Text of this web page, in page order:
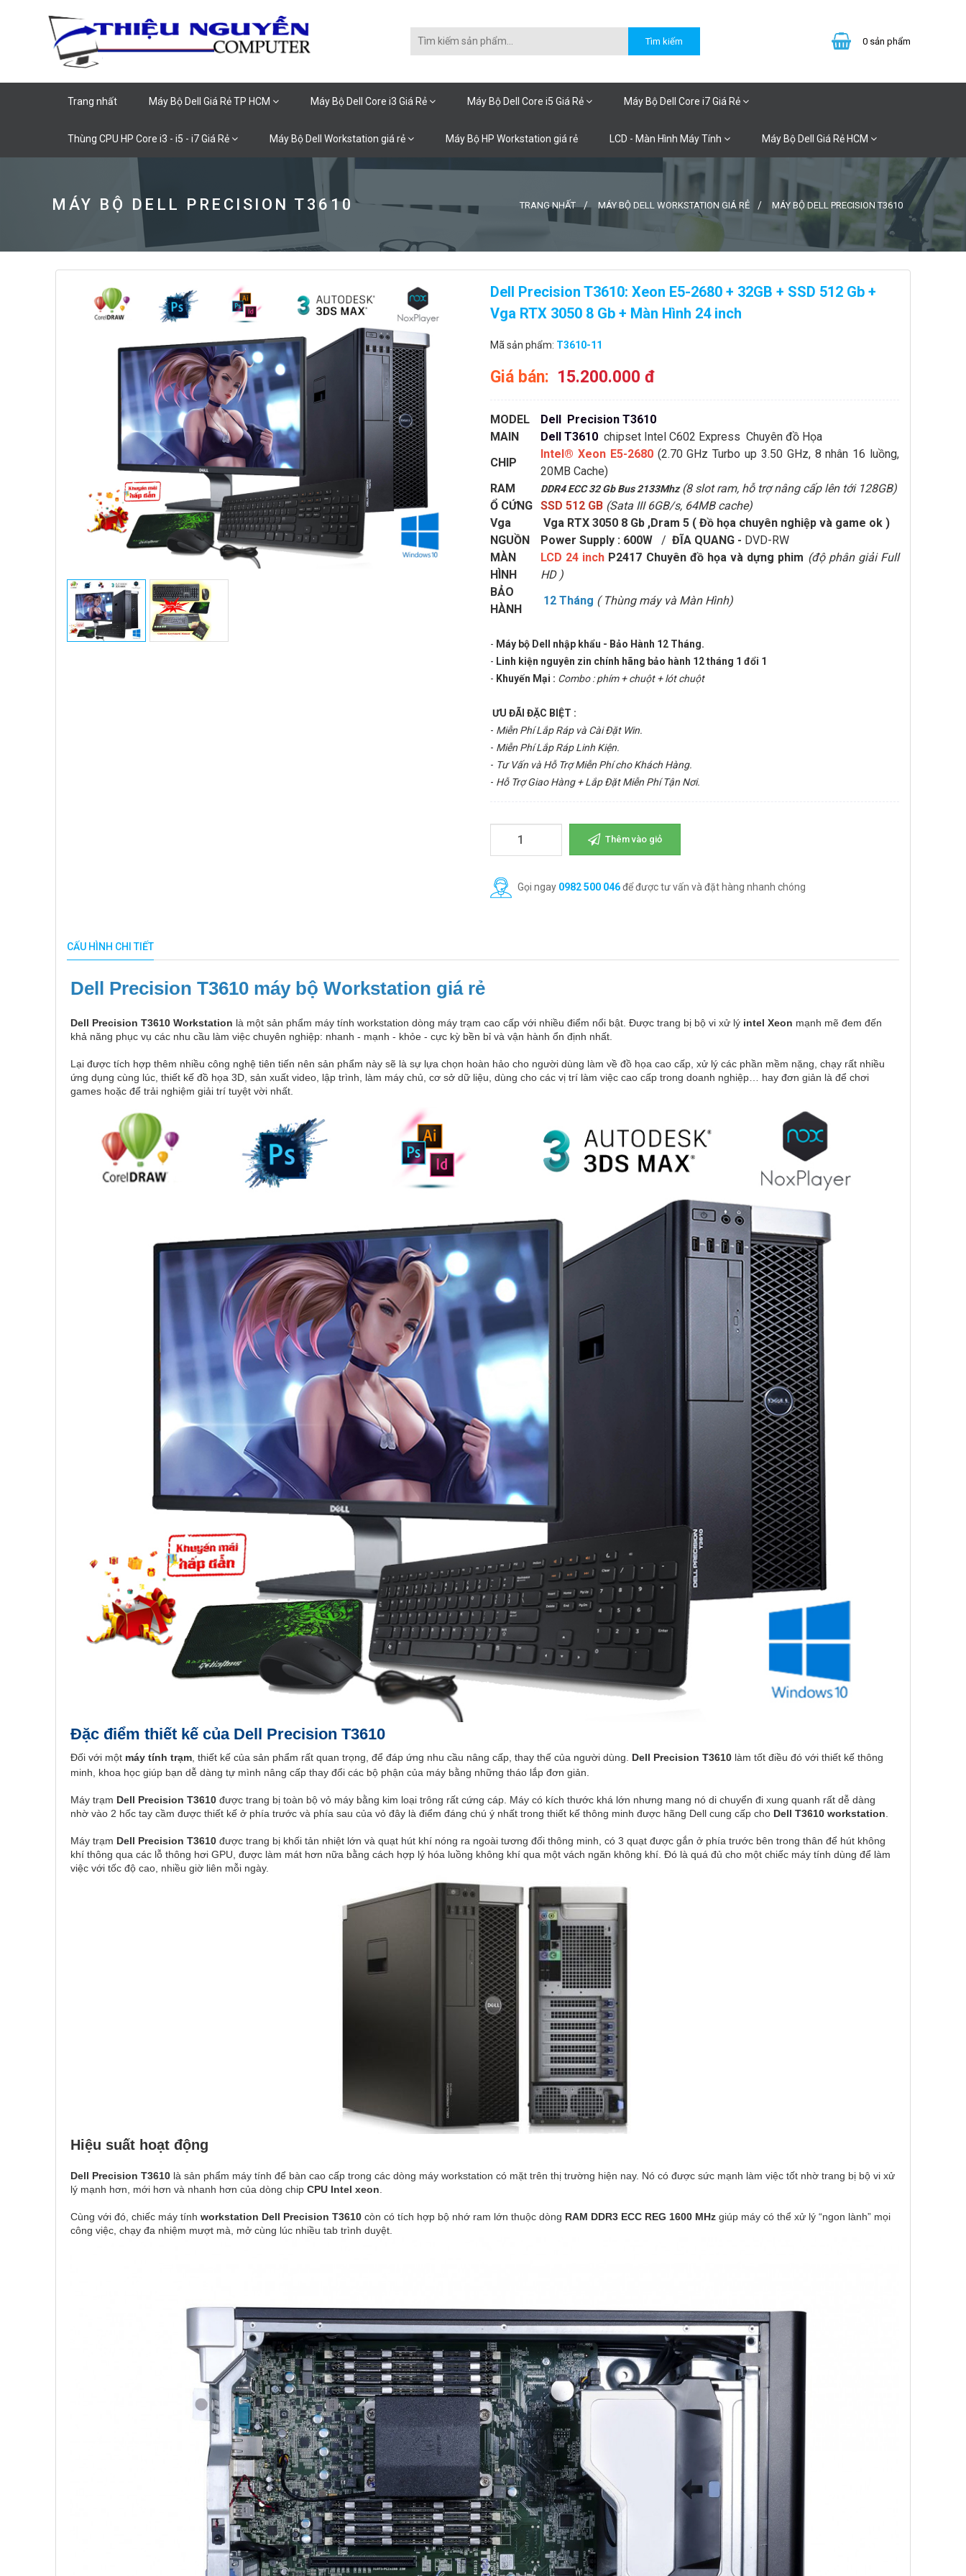
0 sản phẩm
Trang nhất Máy Bộ Dell Giá Rẻ TP HCM Máy Bộ Dell Core i3 Giá Rẻ Máy Bộ Dell Core i5 Giá Rẻ Máy Bộ Dell Core i7 Giá Rẻ
Thùng CPU HP Core i3 - i5 - i7 Giá Rẻ Máy Bộ Dell Workstation giá rẻ Máy Bộ HP Workstation giá rẻ LCD - Màn Hình Máy Tính Máy Bộ Dell Giá Rẻ HCM
MÁY BỘ DELL PRECISION T3610 TRANG NHẤT MÁY BỘ DELL WORKSTATION GIÁ RẺ MÁY BỘ DELL PRECISION T3610
Dell Precision T3610: Xeon E5-2680 + 32GB + SSD 512 Gb +
Vga RTX 3050 8 Gb + Màn Hình 24 inch
Mã sản phẩm: T3610-11
Giá bán: 15.200.000 đ
MODEL
Dell Precision T3610
MAIN
Dell T3610 chipset Intel C602 Express Chuyên đồ Họa
CHIP
Intel® Xeon E5-2680(2.70 GHz Turbo up 3.50 GHz, 8 nhân 16 luồng,
20MB Cache)
RAM
DDR4 ECC 32 Gb Bus 2133Mhz (8 slot ram, hỗ trợ nâng cấp lên tới 128GB)
Ổ CỨNG SSD 512 GB (Sata III 6GB/s, 64MB cache)
Vga
Vga RTX 3050 8 Gb ,Dram 5 ( Đồ họa chuyên nghiệp và game ok )
NGUỒN
Power Supply : 600W / ĐĨA QUANG - DVD-RW
MÀN
HÌNH
LCD 24 inch P2417 Chuyên đồ họa và dựng phim (độ phân giải Full
HD )
BẢO
HÀNH
12 Tháng ( Thùng máy và Màn Hình)
- Máy bộ Dell nhập khẩu - Bảo Hành 12 Tháng.
- Linh kiện nguyên zin chính hãng bảo hành 12 tháng 1 đổi 1
- Khuyến Mại : Combo : phím + chuột + lót chuột
ƯU ĐÃI ĐẶC BIỆT :
- Miễn Phí Lắp Ráp và Cài Đặt Win.
- Miễn Phí Lắp Ráp Linh Kiện.
- Tư Vấn và Hỗ Trợ Miễn Phí cho Khách Hàng.
- Hỗ Trợ Giao Hàng + Lắp Đặt Miễn Phí Tận Nơi.
Thêm vào giỏ
Gọi ngay 0982 500 046để được tư vấn và đặt hàng nhanh chóng
CẤU HÌNH CHI TIẾT
Dell Precision T3610 máy bộ Workstation giá rẻ
Dell Precision T3610 Workstation là một sản phẩm máy tính workstation dòng máy trạm cao cấp với nhiều điểm nổi bật. Được trang bị bộ vi xử lý intel Xeon mạnh mẽ đem đến
khả năng phục vụ các nhu cầu làm việc chuyên nghiệp: nhanh - mạnh - khỏe - cực kỳ bền bỉ và vận hành ổn định nhất.
Lại được tích hợp thêm nhiều công nghệ tiên tiến nên sản phẩm này sẽ là sự lựa chọn hoàn hảo cho người dùng làm về đồ họa cao cấp, xử lý các phần mềm nặng, chạy rất nhiều
ứng dụng cùng lúc, thiết kế đồ họa 3D, sản xuất video, lập trình, làm máy chủ, cơ sở dữ liệu, dùng cho các vị trí làm việc cao cấp trong doanh nghiệp… hay đơn giản là để chơi
games hoặc để trải nghiệm giải trí tuyệt vời nhất.
Đặc điểm thiết kế của Dell Precision T3610
Đối với một máy tính trạm , thiết kế của sản phẩm rất quan trọng, để đáp ứng nhu cầu nâng cấp, thay thế của người dùng. Dell Precision T3610 làm tốt điều đó với thiết kế thông
minh, khoa học giúp bạn dễ dàng tự mình nâng cấp thay đổi các bộ phận của máy bằng những tháo lắp đơn giản.
Máy trạm Dell Precision T3610 được trang bị toàn bộ vỏ máy bằng kim loại trông rất cứng cáp. Máy có kích thước khá lớn nhưng mang nó di chuyển đi xung quanh rất dễ dàng
nhờ vào 2 hốc tay cầm được thiết kế ở phía trước và phía sau của vỏ đây là điểm đáng chú ý nhất trong thiết kế thông minh được hãng Dell cung cấp cho Dell T3610 workstation
Máy trạm Dell Precision T3610 được trang bị khối tản nhiệt lớn và quạt hút khí nóng ra ngoài tương đối thông minh, có 3 quạt được gắn ở phía trước bên trong thân để hút không
khí thông qua các lỗ thông hơi GPU, được làm mát hơn nữa bằng cách hợp lý hóa luồng không khí qua một vách ngăn không khí. Đó là quá đủ cho một chiếc máy tính dùng để làm
việc với tốc độ cao, nhiều giờ liên mỗi ngày.
Hiệu suất hoạt động
Dell Precision T3610 là sản phẩm máy tính để bàn cao cấp trong các dòng máy workstation có mặt trên thị trường hiện nay. Nó có được sức mạnh làm việc tốt nhờ trang bị bộ vi xử
lý mạnh hơn, mới hơn và nhanh hơn của dòng chip CPU Intel xeon
Cùng với đó, chiếc máy tính workstation Dell Precision T3610 còn có tích hợp bộ nhớ ram lớn thuộc dòng RAM DDR3 ECC REG 1600 MHz giúp máy có thể xử lý “ngon lành” mọi
công việc, chạy đa nhiệm mượt mà, mở cùng lúc nhiều tab trình duyệt.